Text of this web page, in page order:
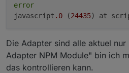
error
javascript .0 (24435) at
Die Adapter sind alle aktuel
Adapter NPM Module" bin ich
das kontrollieren kann.